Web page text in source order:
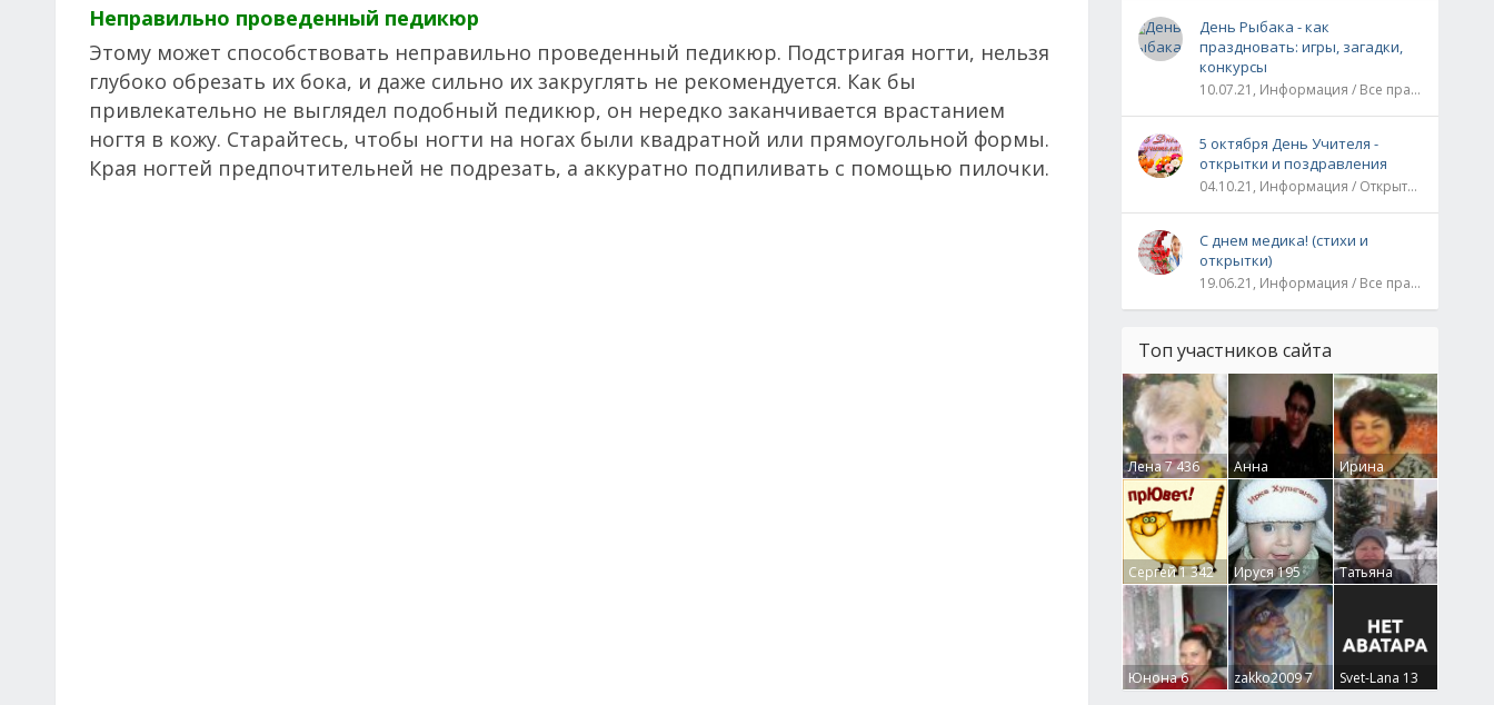
Неправильно проведенный педикюр
Этому может способствовать неправильно проведенный педикюр. Подстригая ногти, нельзя
глубоко обрезать их бока, и даже сильно их закруглять не рекомендуется. Как бы
привлекательно не выглядел подобный педикюр, он нередко заканчивается врастанием
ногтя в кожу. Старайтесь, чтобы ногти на ногах были квадратной или прямоугольной формы.
Края ногтей предпочтительней не подрезать, а аккуратно подпиливать с помощью пилочки.
День Рыбака - как
праздновать: игры, загадки,
конкурсы
10.07.21, Информация / Все праздники
5 октября День Учителя -
открытки и поздравления
04.10.21, Информация / Открытки / Все праздники
С днем медика! (стихи и
открытки)
19.06.21, Информация / Все праздники
Топ участников сайта
Лена7 436
Анна
Гумлевая0
Ирина
Бруцкая41
Сергей1 342 Ируся195
Татьяна
Крючкова0
Юнона6 zakko20097 Svet-Lana 13